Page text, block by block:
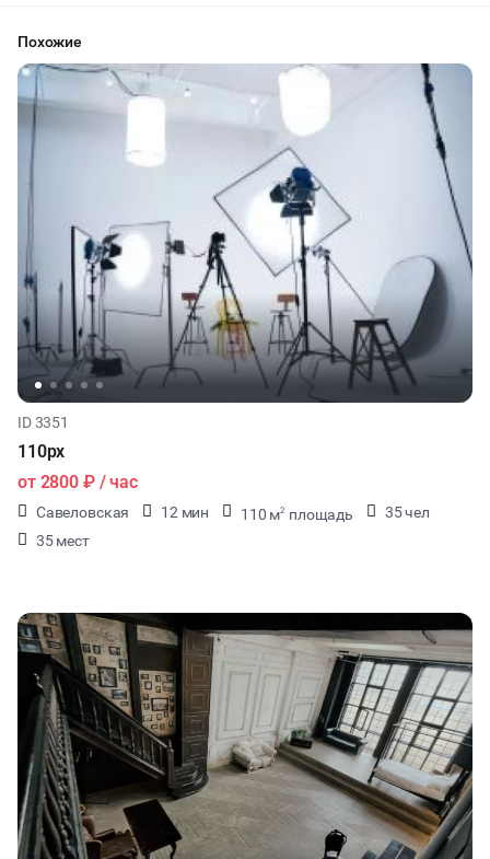
Похожие
ID 3351
110px
от 2800 ₽/ час
Савеловская 12 мин 110 м2 площадь
35 чел
35 мест